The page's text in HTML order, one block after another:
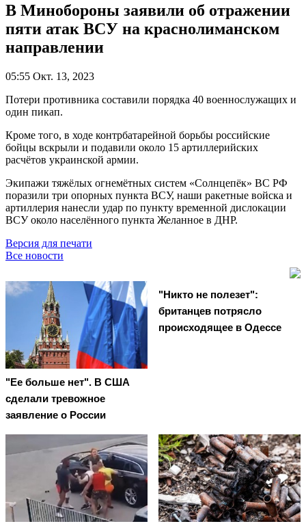
В Минобороны заявили об отражении
пяти атак ВСУ на краснолиманском
направлении
05:55 Окт. 13, 2023
Потери противника составили порядка 40 военнослужащих и
один пикап.
Кроме того, в ходе контрбатарейной борьбы российские
бойцы вскрыли и подавили около 15 артиллерийских
расчётов украинской армии.
Экипажи тяжёлых огнемётных систем «Солнцепёк» ВС РФ
поразили три опорных пункта ВСУ, наши ракетные войска и
артиллерия нанесли удар по пункту временной дислокации
ВСУ около населённого пункта Желанное в ДНР.
Версия для печати
Все новости
"Ее больше нет". В США
сделали тревожное
заявление о России
"Никто не полезет":
британцев потрясло
происходящее в Одессе